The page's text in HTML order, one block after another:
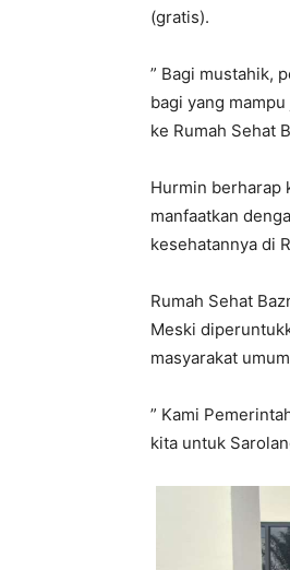
(gratis).
” Bagi mustahik,
bagi yang
ke Rumah Sehat
Hurmin berharap
manfaatkan
kesehatannya di
Rumah Sehat
Meski
masyarakat
” Kami
kita untuk